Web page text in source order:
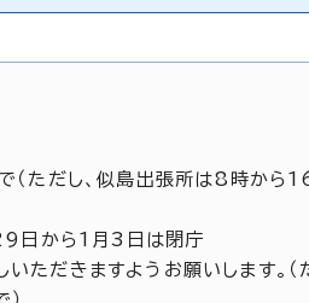
ただし、似島出張所は8時から
日から1月3日は閉庁
ただきますようお願いします。（